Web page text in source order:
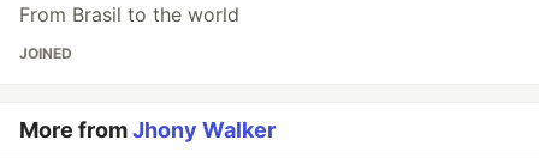
From Brasil to the world
JOINED
More fromJhony Walker